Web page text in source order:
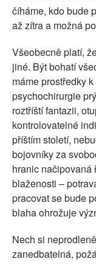
číháme, kdo bude
až zítra a možná
Všeobecně platí,
jiné. Být bohatí
máme prostředky
psychochirurgie
roztříští fantazii,
kontrolovatelné
příštím století,
bojovníky za
hranic načipovaná
blaženosti –
pracovat se bude
blaha ohrožuje
Nech si
zanedbatelná,